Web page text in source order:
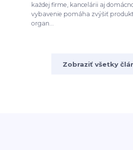
každej firme, kancelárii aj
vybavenie pomáha zvýšiť
organ...
Zobraziť všetky